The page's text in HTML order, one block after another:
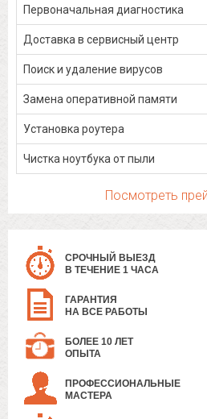
Первоначальная диагностика
Доставка в сервисный центр
Поиск и удаление вирусов
Замена оперативной памяти
Установка роутера
Чистка ноутбука от пыли
Посмотреть
СРОЧНЫЙ ВЫЕЗД
В ТЕЧЕНИЕ 1 ЧАСА
ГАРАНТИЯ
НА ВСЕ РАБОТЫ
БОЛЕЕ 10 ЛЕТ
ОПЫТА
ПРОФЕССИОНАЛЬНЫЕ
МАСТЕРА